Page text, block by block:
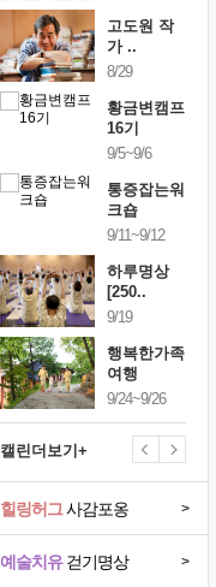
고도원 작
가 ..
8/29
황금변캠프
16기
9/5~9/6
통증잡는워
크숍
9/11~9/12
하루명상
[250..
9/19
행복한가족
여행
9/24~9/26
캘린더보기+
예술치유걷기명상 >
힐링허그사감포옹 >